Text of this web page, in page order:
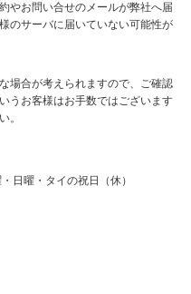
やお問い合せのメールが弊社へ届
のサーバに届いていない可能性が
場合が考えられますので、ご確認
うお客様はお手数ではございます
。
日曜・タイの祝日（休）